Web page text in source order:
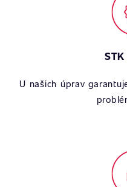
U našich úprav